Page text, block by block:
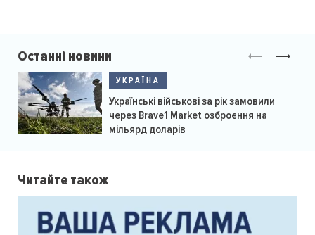
Останні новини
УКРАЇНА
Українські військові за рік замовили
через Brave1 Market озброєння на
мільярд доларів
Читайте також